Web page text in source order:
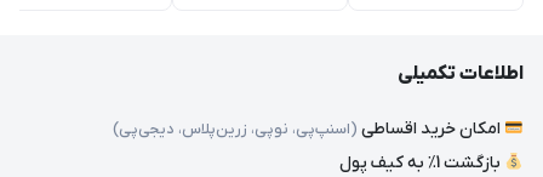
اطلاعات تکمیلی
امکان خرید اقساطی (اسنپ‌پی، نوپی، زرین‌پلاس، دیجی‌پی)
بازگشت 1٪ به کیف پول